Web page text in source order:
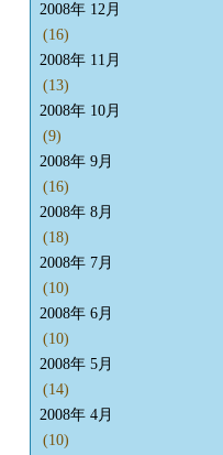
2008年 12月
(16)
2008年 11月
(13)
2008年 10月
(9)
2008年 9月
(16)
2008年 8月
(18)
2008年 7月
(10)
2008年 6月
(10)
2008年 5月
(14)
2008年 4月
(10)